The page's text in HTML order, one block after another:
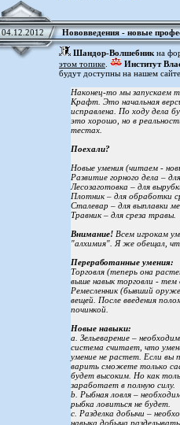
04.12.2012 Нововведения - новые
Шандор-Волшебник на
этом топике
Институт
будут доступны на нашем
Наконец-то мы запускаем
Крафт. Это начальная
исправлена. По ходу дела
это хорошо, но в
тестах.
Поехали?
Новые умения (читаем -
Развитие горного дела –
Лесозаготовка – для
Плотник – для обработки
Сталевар – для выплавки
Травник – для среза травы.
Внимание! Всем игрокам
"алхимия". Я же обещал,
Переработанные умения:
Торговля (теперь она
выше навык торговли -
Ремесленник (бывший
вещей. После введения
починкой.
Новые навыки:
a. Зельеварение –
система считает, что
умение не растет. Если вы
варить сможете только
будет высоким. Но как
заработает в полную силу.
b. Рыбная ловля –
рыбка ловиться не будет.
c. Разделка добычи –
навыка добыча